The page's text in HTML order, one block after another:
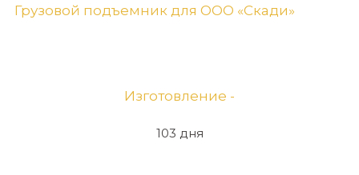
Грузовой подъемник для ООО «Скади»
Изготовление -
103 дня